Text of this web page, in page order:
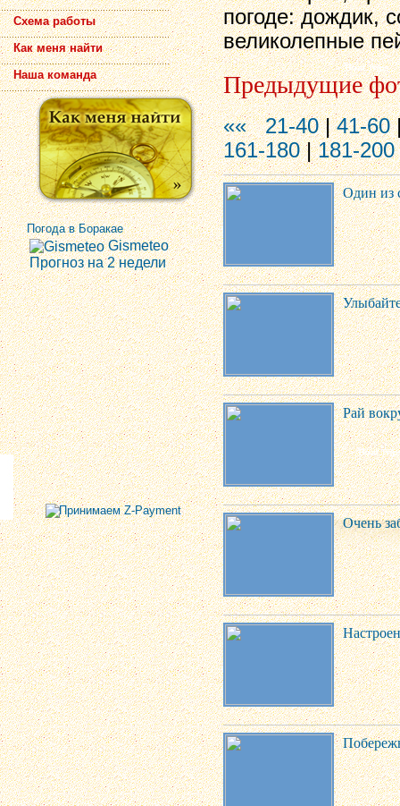
Схема работы
Как меня найти
Наша команда
Погода в Боракае
Gismeteo
Прогноз на 2 недели
погоде: дождик,
великолепные
Предыдущие
«« 21-40|41-60
161-180|181-200
Один из
Рай
Очень